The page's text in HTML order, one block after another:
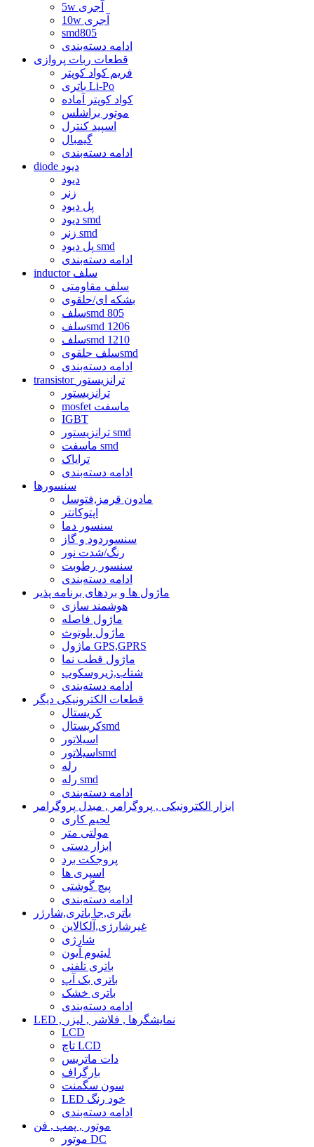
5w آجری
10w آجری
smd805
ادامه دسته‌بندی
قطعات ربات پروازی
فریم کواد کوپتر
باتری Li-Po
کواد کوپتر آماده
موتور براشلس
اسپید کنترل
گیمبال
ادامه دسته‌بندی
diode دیود
دیود
زنر
پل دیود
دیود smd
زنر smd
پل دیود smd
ادامه دسته‌بندی
inductor سلف
سلف مقاومتی
بشکه ای/حلقوی
سلفsmd 805
سلفsmd 1206
سلفsmd 1210
سلف حلقویsmd
ادامه دسته‌بندی
transistor ترانزیستور
ترانزیستور
mosfet ماسفت
IGBT
ترانزیستور smd
ماسفت smd
ترایاک
ادامه دسته‌بندی
سنسورها
مادون قرمز,فتوسل
اپتوکانتر
سنسور دما
سنسوردود و گاز
رنگ/شدت نور
سنسور رطوبت
ادامه دسته‌بندی
ماژول ها و بردهای برنامه پذیر
هوشمند سازی
ماژول فاصله
ماژول بلوتوث
ماژول GPS,GPRS
ماژول قطب نما
شتاب,ژیروسکوپ
ادامه دسته‌بندی
قطعات الکترونیکی دیگر
کریستال
کریستالsmd
اسیلاتور
اسیلاتورsmd
رله
رله smd
ادامه دسته‌بندی
ابزار الکترونیکی , پروگرامر , مبدل پروگرامر
لحیم کاری
مولتی متر
ابزار دستی
پروجکت برد
اسپری ها
پیچ گوشتی
ادامه دسته‌بندی
باتری,جا باتری,شارژر
غیرشارژی,آلکالاین
شارژی
لیتیوم آیون
باتری تلفنی
باتری بک آپ
باتری خشک
ادامه دسته‌بندی
LED , نمایشگرها , فلاشر , لیزر
LCD
تاچ LCD
دات ماتریس
بارگراف
سون سگمنت
LED خود رنگ
ادامه دسته‌بندی
موتور , پمپ , فن
موتور DC